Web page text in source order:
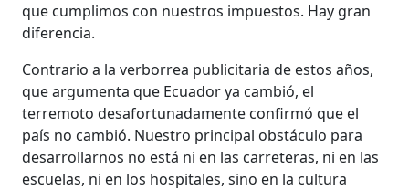
que cumplimos con nuestros impuestos. Hay gran
diferencia.
Contrario a la verborrea publicitaria de estos años,
que argumenta que Ecuador ya cambió, el
terremoto desafortunadamente confirmó que el
país no cambió. Nuestro principal obstáculo para
desarrollarnos no está ni en las carreteras, ni en las
escuelas, ni en los hospitales, sino en la cultura